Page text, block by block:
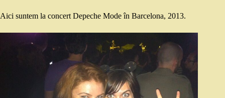
Aici suntem la concert Depeche Mode în Barcelona, 2013.